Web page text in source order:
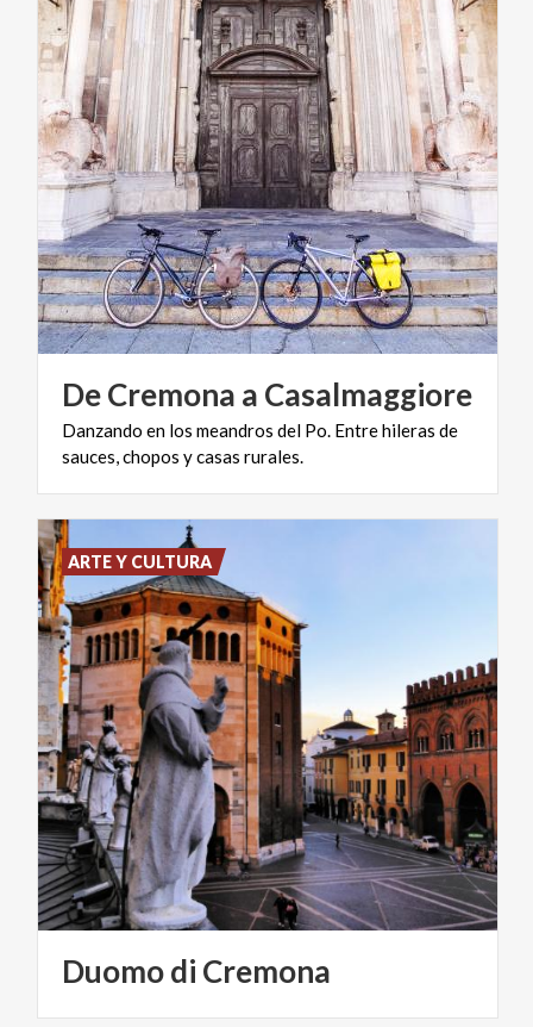
DeCremona a Casalmaggiore
Danzando en los meandros del Po. Entrehileras de
sauces,chopos ycasas rurales.
Duomodi Cremona
ARTE Y CULTURA